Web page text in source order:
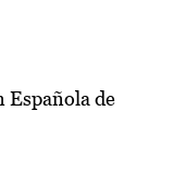
Española de